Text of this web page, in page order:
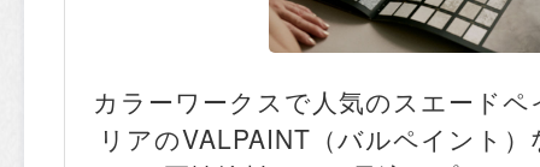
カラーワークスで人気のスエード
リアのVALPAINT（バルペイント